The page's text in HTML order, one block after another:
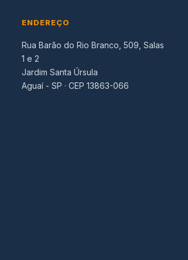
ENDEREÇO
Rua Barão do Rio Branco, 509, Salas
1 e 2
Jardim Santa Úrsula
Aguaí - SP · CEP 13863-066